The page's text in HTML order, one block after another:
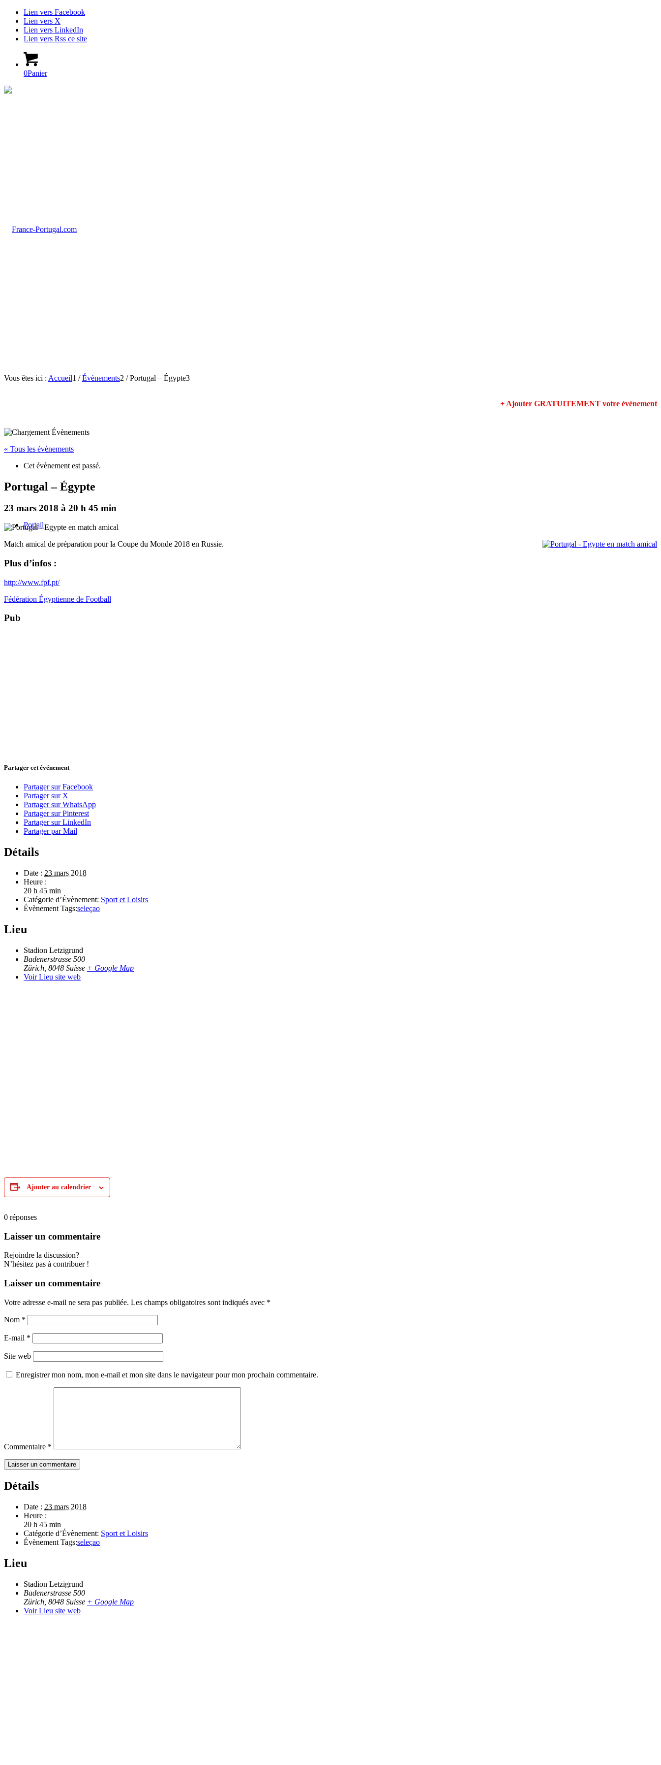
Lien vers Facebook
Lien vers X
Lien vers LinkedIn
Lien vers Rss ce site
0Panier
Portail
Vous êtes ici : Accueil1 / Évènements2 / Portugal – Égypte3
+ Ajouter GRATUITEMENT votre évènement
« Tous les évènements
Cet évènement est passé.
Portugal – Égypte
23 mars 2018 à 20 h 45 min
Match amical de préparation pour la Coupe du Monde 2018 en Russie.
Plus d’infos :
http://www.fpf.pt/
Fédération Égyptienne de Football
Pub
Partager cet événement
Partager sur Facebook
Partager sur X
Partager sur WhatsApp
Partager sur Pinterest
Partager sur LinkedIn
Partager par Mail
Détails
Date : 23 mars 2018
Heure :
20 h 45 min
Catégorie d’Évènement: Sport et Loisirs
Évènement Tags:seleçao
Lieu
Stadion Letzigrund
Badenerstrasse 500
Zürich 8048 Suisse + Google Map
Voir Lieu site web
Ajouter au calendrier
0 réponses
Laisser un commentaire
Rejoindre la discussion?
N’hésitez pas à contribuer !
Laisser un commentaire
Votre adresse e-mail ne sera pas publiée. Les champs obligatoires sont indiqués avec *
Nom *
E-mail *
Site web
Enregistrer mon nom, mon e-mail et mon site dans le navigateur pour mon prochain commentaire.
Commentaire *
Détails
Date : 23 mars 2018
Heure :
20 h 45 min
Catégorie d’Évènement: Sport et Loisirs
Évènement Tags:seleçao
Lieu
Stadion Letzigrund
Badenerstrasse 500
Zürich 8048 Suisse + Google Map
Voir Lieu site web